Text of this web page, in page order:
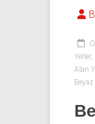
50
İkinci
Yerler,
Alan